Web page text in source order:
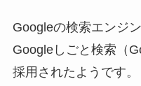
Googleの検索エンジ
Googleしごと検索（
採用されたようです。